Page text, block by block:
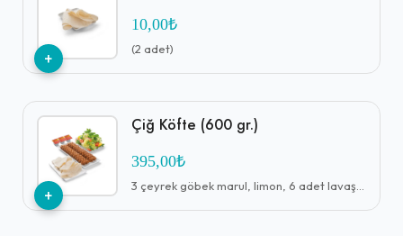
+
10,00₺
(2 adet)
+
Çiğ Köfte (600 gr.)
395,00₺
3 çeyrek göbek marul, limon, 6 adet lavaş, 3 adet çiğ köfte sosu ile